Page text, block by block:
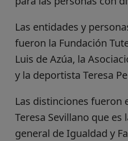
Las entidades y
fueron la Fundación
Luis de Azúa, la
y la deportista Teresa
Las distinciones fueron
Teresa Sevillano que es
general de Igualdad y